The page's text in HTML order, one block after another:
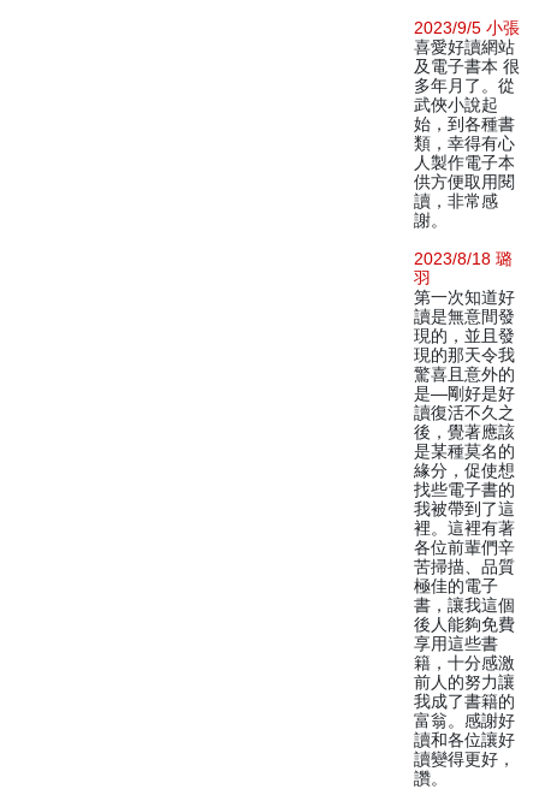
2023/9/5 小張
喜愛好讀網站
及電子書本 很
多年月了。從
武俠小說起
始，到各種書
類，幸得有心
人製作電子本
供方便取用閱
讀，非常感
謝。
2023/8/18 璐
羽
第一次知道好
讀是無意間發
現的，並且發
現的那天令我
驚喜且意外的
是—剛好是好
讀復活不久之
後，覺著應該
是某種莫名的
緣分，促使想
找些電子書的
我被帶到了這
裡。這裡有著
各位前輩們辛
苦掃描、品質
極佳的電子
書，讓我這個
後人能夠免費
享用這些書
籍，十分感激
前人的努力讓
我成了書籍的
富翁。感謝好
讀和各位讓好
讀變得更好，
讚。